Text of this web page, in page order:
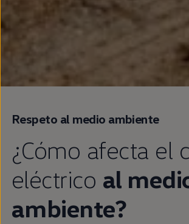
Respeto al medio ambiente
¿Cómo afecta el
eléctrico al
ambiente?